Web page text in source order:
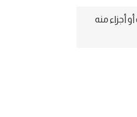
أجزاء منه